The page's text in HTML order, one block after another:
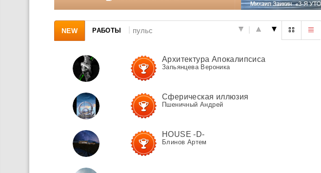
Работ
107
NEW РАБОТЫ
Архитектура Апокалипсиса
Запьянцева Вероника
Сферическая иллюзия
Пшеничный Андрей
HOUSE -D-
Блинов Артем